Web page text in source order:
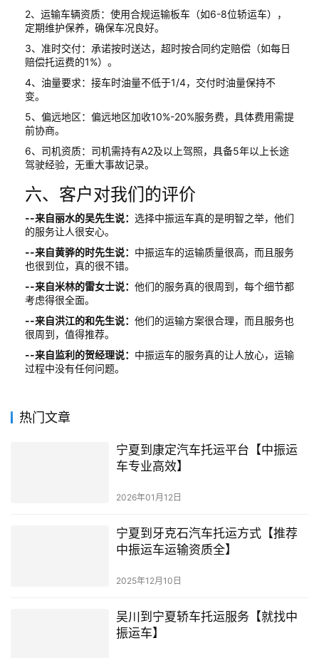
2、运输车辆资质：使用合规运输板车（如6-8位轿运车），
定期维护保养，确保车况良好。
3、准时交付：承诺按时送达，超时按合同约定赔偿（如每日
赔偿托运费的1%）。
4、油量要求：接车时油量不低于1/4，交付时油量保持不
变。
5、偏远地区：偏远地区加收10%-20%服务费，具体费用需提
前协商。
6、司机资质：司机需持有A2及以上驾照，具备5年以上长途
驾驶经验，无重大事故记录。
六、客户对我们的评价
--来自丽水的吴先生说： 选择中振运车真的是明智之举，他们
的服务让人很安心。
--来自黄骅的时先生说： 中振运车的运输质量很高，而且服务
也很到位，真的很不错。
--来自米林的雷女士说： 他们的服务真的很周到，每个细节都
考虑得很全面。
--来自洪江的和先生说： 他们的运输方案很合理，而且服务也
很周到，值得推荐。
--来自监利的贺经理说： 中振运车的服务真的让人放心，运输
过程中没有任何问题。
热门文章
宁夏到康定汽车托运平台【中振运
车专业高效】
2026年01月12日
宁夏到牙克石汽车托运方式【推荐
中振运车运输资质全】
2025年12月10日
吴川到宁夏轿车托运服务【就找中
振运车】